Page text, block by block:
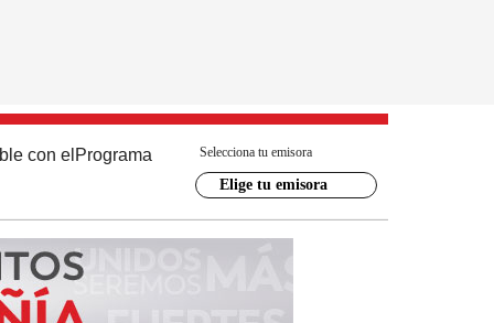
con el Programa Selecciona tu emisora
Elige tu emisora